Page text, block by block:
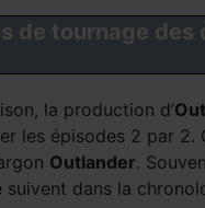
de tournage des
la production d’
les épisodes 2 par 2.
Outlander.
suivent dans la